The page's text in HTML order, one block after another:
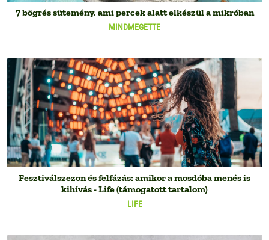
MINDMEGETTE
7 bögrés sütemény, ami percek alatt elkészül a mikróban
LIFE
Fesztiválszezon és felfázás: amikor a mosdóba menés is
kihívás - Life (támogatott tartalom)